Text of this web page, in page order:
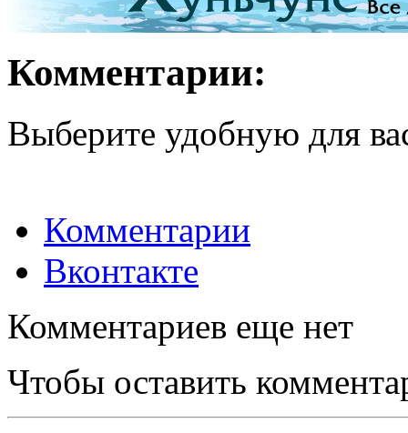
Комментарии:
Выберите удобную для
Комментарии
Вконтакте
Комментариев еще нет
Чтобы оставить